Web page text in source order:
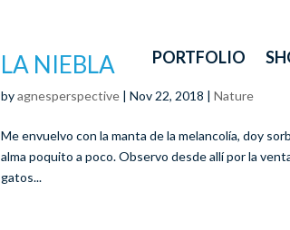
PORTFOLIO
LA NIEBLA
byagnesperspective| Nov 22, 2018 | Nature
Me envuelvo con la manta de la melancolía, doy
alma poquito a poco. Observo desde allí por la
gatos...